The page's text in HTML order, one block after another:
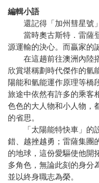
編輯小語
還記得「加州彗星號
當時奧古斯特．雷薩
源運輸的決心。而贏家的
在這趟前往澳洲內陸搭
欣賞堪稱劃時代傑作的氫
陽能和氫能運作原理等橋
旅途中依然有許多的乘客
色色的大人物和小人物，
的省思。
「太陽能特快車」的
錯、越挫越勇；雷薩集團
的地球，這份愛驅使他開
多角色，無論此刻的身分
並以終身職志為榮。